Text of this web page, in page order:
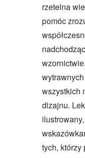
rzetelna
pomóc
wszystkich
dizajnu.
tych, którzy